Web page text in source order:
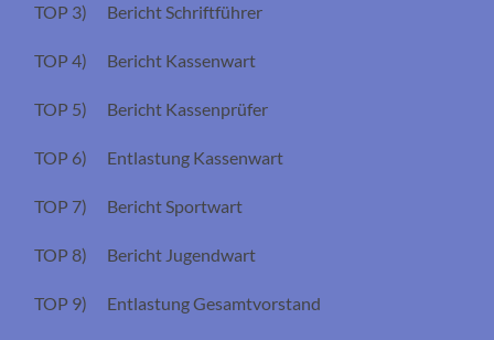
TOP 3) Bericht Schriftführer
TOP 4) Bericht Kassenwart
TOP 5) Bericht Kassenprüfer
TOP 6) Entlastung Kassenwart
TOP 7) Bericht Sportwart
TOP 8) Bericht Jugendwart
TOP 9) Entlastung Gesamtvorstand